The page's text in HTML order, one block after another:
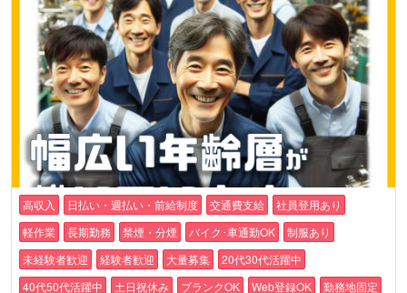
高収入 日払い・週払い・前給制度 交通費支給
社員登用あり
軽作業
長期勤務 禁煙・分煙 バイク･車通勤OK
制服あり
未経験者歓迎
経験者歓迎 大量募集
20代30代活躍中
40代50代活躍中
土日祝休み ブランクOK Web登録OK 勤務地固定